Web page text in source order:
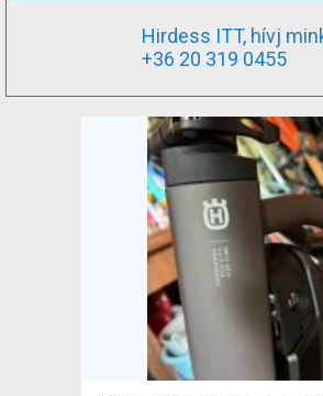
Hirdess ITT, hívj
+36 20 319 0455